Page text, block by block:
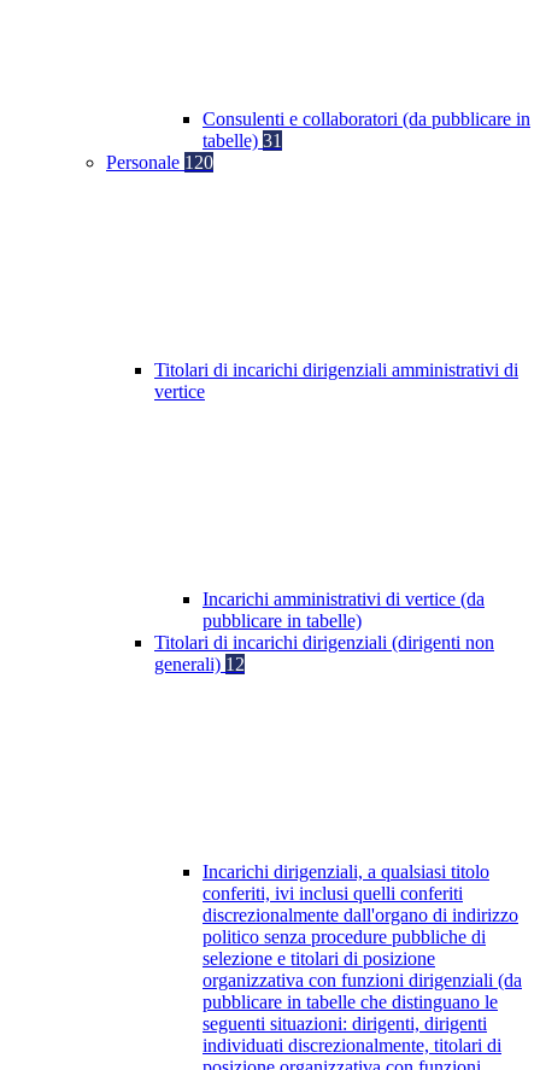
Consulenti e collaboratori (da pubblicare in
tabelle) 31
Personale 120
Titolari di incarichi dirigenziali amministrativi di
vertice
Incarichi amministrativi di vertice (da
pubblicare in tabelle)
Titolari di incarichi dirigenziali (dirigenti non
generali) 12
Incarichi dirigenziali, a qualsiasi titolo
conferiti, ivi inclusi quelli conferiti
discrezionalmente dall'organo di indirizzo
politico senza procedure pubbliche di
selezione e titolari di posizione
organizzativa con funzioni dirigenziali (da
pubblicare in tabelle che distinguano le
seguenti situazioni: dirigenti, dirigenti
individuati discrezionalmente, titolari di